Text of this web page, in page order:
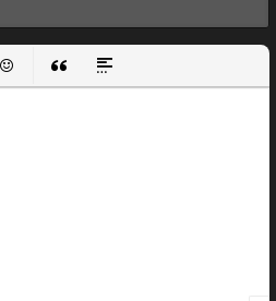
смайлик
Вставка цитаты
Вставка спойлера